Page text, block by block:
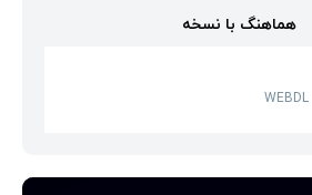
هماهنگ با نسخه
WEBDL